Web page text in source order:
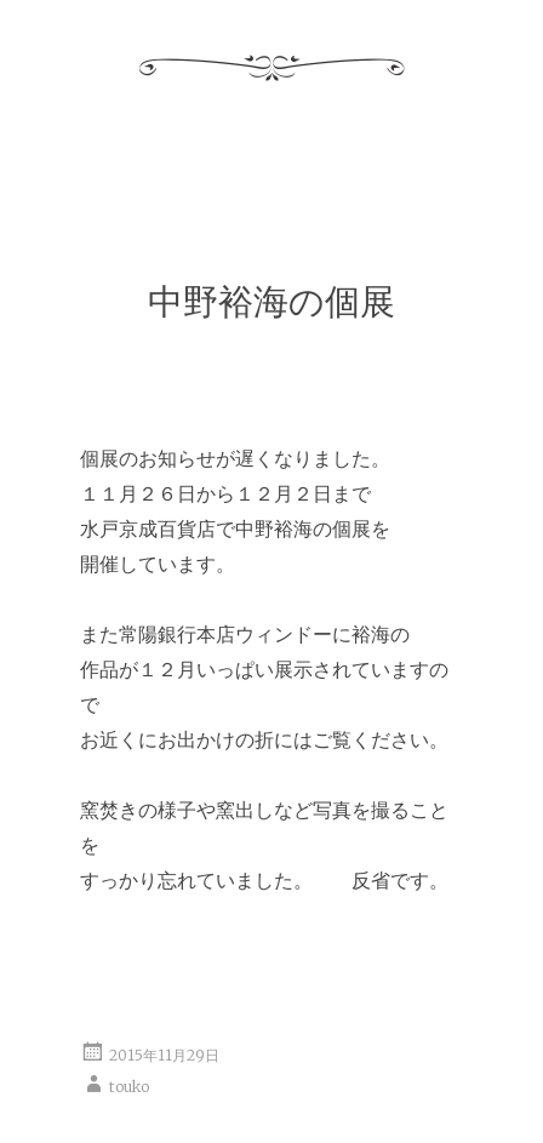
中野裕海の個展
個展のお知らせが遅くなりました。
１１月２６日から１２月２日まで
水戸京成百貨店で中野裕海の個展を
開催しています。
また常陽銀行本店ウィンドーに裕海の
作品が１２月いっぱい展示されていますの
で
お近くにお出かけの折にはご覧ください。
窯焚きの様子や窯出しなど写真を撮ること
を
すっかり忘れていました。 反省です。
2015年11月29日
touko